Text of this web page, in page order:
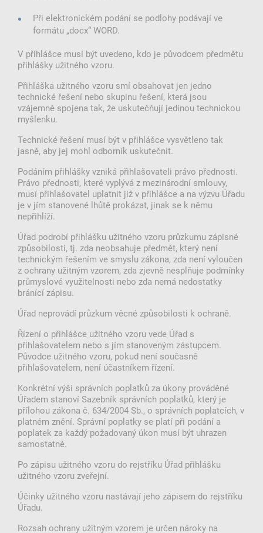
Při elektronickém podání se podlohy podávají ve
formátu „docx“ WORD.
V přihlášce musí být uvedeno, kdo je původcem předmětu
přihlášky užitného vzoru.
Přihláška užitného vzoru smí obsahovat jen jedno
technické řešení nebo skupinu řešení, která jsou
vzájemně spojena tak, že uskutečňují jedinou technickou
myšlenku.
Technické řešení musí být v přihlášce vysvětleno tak
jasně, aby jej mohl odborník uskutečnit.
Podáním přihlášky vzniká přihlašovateli právo přednosti.
Právo přednosti, které vyplývá z mezinárodní smlouvy,
musí přihlašovatel uplatnit již v přihlášce a na výzvu Úřadu
je v jím stanovené lhůtě prokázat, jinak se k němu
nepřihlíží.
Úřad podrobí přihlášku užitného vzoru průzkumu zápisné
způsobilosti, tj. zda neobsahuje předmět, který není
technickým řešením ve smyslu zákona, zda není vyloučen
z ochrany užitným vzorem, zda zjevně nesplňuje podmínky
průmyslové využitelnosti nebo zda nemá nedostatky
bránící zápisu.
Úřad neprovádí průzkum věcné způsobilosti k ochraně.
Řízení o přihlášce užitného vzoru vede Úřad s
přihlašovatelem nebo s jím stanoveným zástupcem.
Původce užitného vzoru, pokud není současně
přihlašovatelem, není účastníkem řízení.
Konkrétní výši správních poplatků za úkony prováděné
Úřadem stanoví Sazebník správních poplatků, který je
přílohou zákona č. 634/2004 Sb., o správních poplatcích, v
platném znění. Správní poplatky se platí při podání a
poplatek za každý požadovaný úkon musí být uhrazen
samostatně.
Po zápisu užitného vzoru do rejstříku Úřad přihlášku
užitného vzoru zveřejní.
Účinky užitného vzoru nastávají jeho zápisem do rejstříku
Úřadu.
Rozsah ochrany užitným vzorem je určen nároky na